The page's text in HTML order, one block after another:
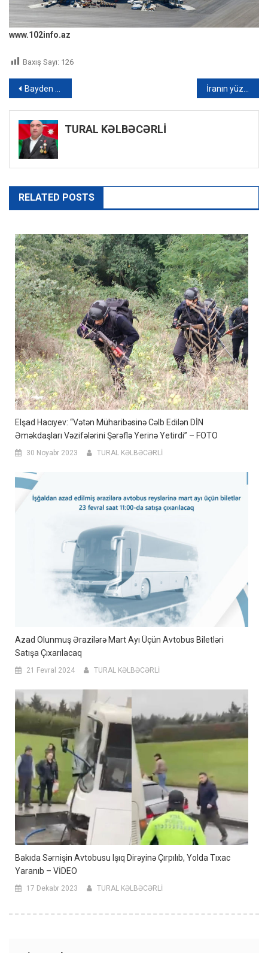
www.102info.az
Baxış Sayı: 126
Yazı
naviqasiyası
Bayden təhlükəsizlik komandasını yığdı: Məsləhətləşmələr aparılır
TURAL KƏLBƏCƏRLİ
RELATED POSTS
Elşad Hacıyev: “Vətən Müharibəsinə Cəlb Edilən DİN
Əməkdaşları Vəzifələrini Şərəflə Yerinə Yetirdi” – FOTO
30 Noyabr 2023 TURAL KƏLBƏCƏRLİ
Azad Olunmuş Ərazilərə Mart Ayı Üçün Avtobus Biletləri
Satışa Çıxarılacaq
21 Fevral 2024 TURAL KƏLBƏCƏRLİ
Bakıda Sərnişin Avtobusu Işıq Dirəyinə Çırpılıb, Yolda Tıxac
Yaranıb – VİDEO
17 Dekabr 2023 TURAL KƏLBƏCƏRLİ